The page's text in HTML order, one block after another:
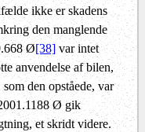
ikke er skadens
den manglende
Ø[38]var intet
anvendelse af bilen,
den opståede, var
Ø gik
et skridt videre.